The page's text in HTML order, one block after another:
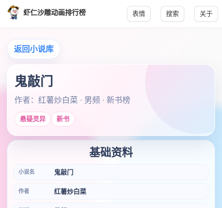
虾仁沙雕动画排行榜 表情 搜索 关于
返回小说库
鬼敲门
作者：红薯炒白菜 · 男频 · 新书榜
悬疑灵异 新书
基础资料
小说名 鬼敲门
作者 红薯炒白菜